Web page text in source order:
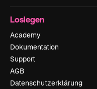
Loslegen
Academy
Dokumentation
Support
AGB
Datenschutzerklärung